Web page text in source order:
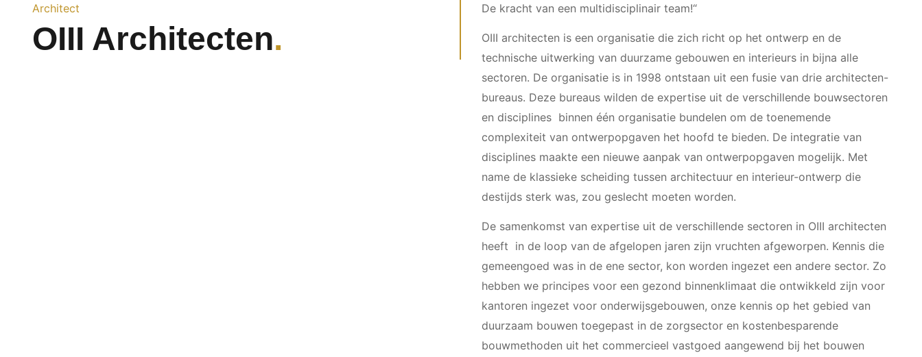
Architect
OIII Architecten
De kracht van een multidisciplinair team!“
OIII architecten is een organisatie die zich richt op het ontwerp en de
technische uitwerking van duurzame gebouwen en interieurs in bijna alle
sectoren. De organisatie is in 1998 ontstaan uit een fusie van drie architecten-
bureaus. Deze bureaus wilden de expertise uit de verschillende bouwsectoren
en disciplines binnen één organisatie bundelen om de toenemende
complexiteit van ontwerpopgaven het hoofd te bieden. De integratie van
disciplines maakte een nieuwe aanpak van ontwerpopgaven mogelijk. Met
name de klassieke scheiding tussen architectuur en interieur-ontwerp die
destijds sterk was, zou geslecht moeten worden.
De samenkomst van expertise uit de verschillende sectoren in OIII architecten
heeft in de loop van de afgelopen jaren zijn vruchten afgeworpen. Kennis die
gemeengoed was in de ene sector, kon worden ingezet een andere sector. Zo
hebben we principes voor een gezond binnenklimaat die ontwikkeld zijn voor
kantoren ingezet voor onderwijsgebouwen, onze kennis op het gebied van
duurzaam bouwen toegepast in de zorgsector en kostenbesparende
bouwmethoden uit het commercieel vastgoed aangewend bij het bouwen